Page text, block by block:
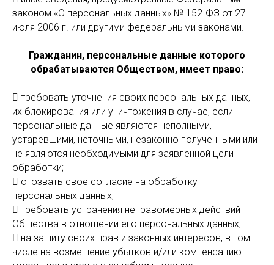
законом «О персональных данных» № 152-ФЗ от 27
июля 2006 г. или другими федеральными законами.
Гражданин, персональные данные которого
обрабатываются Обществом, имеет право:
 требовать уточнения своих персональных данных,
их блокирования или уничтожения в случае, если
персональные данные являются неполными,
устаревшими, неточными, незаконно полученными или
не являются необходимыми для заявленной цели
обработки;
 отозвать свое согласие на обработку
персональных данных;
 требовать устранения неправомерных действий
Общества в отношении его персональных данных;
 на защиту своих прав и законных интересов, в том
числе на возмещение убытков и/или компенсацию